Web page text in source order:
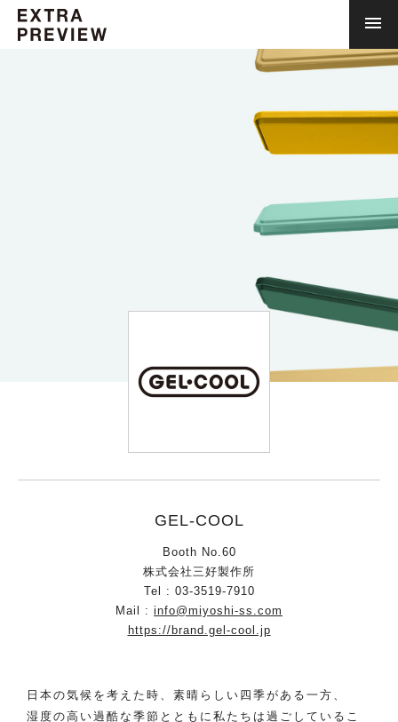
GEL-COOL
Booth No.60
株式会社三好製作所
Tel : 03-3519-7910
Mail : info@miyoshi-ss.com
https://brand.gel-cool.jp
日本の気候を考えた時、素晴らしい四季がある一方、
湿度の高い過酷な季節とともに私たちは過ごしているこ